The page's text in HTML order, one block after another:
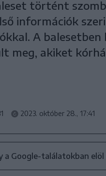
történt
információk
A balesetben
meg, akiket
2023. október 28., 17:41
Google-találatokban elöl